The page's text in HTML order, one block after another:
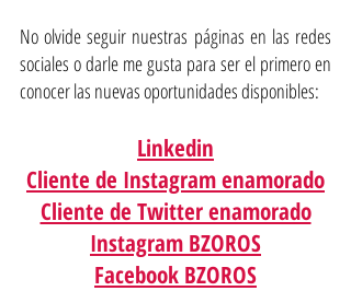
No olvide seguir nuestras páginas en las redes
sociales o darle me gusta para ser el primero en
conocer las nuevas oportunidades disponibles:
Linkedin
Cliente de Instagram enamorado
Cliente de Twitter enamorado
Instagram BZOROS
Facebook BZOROS